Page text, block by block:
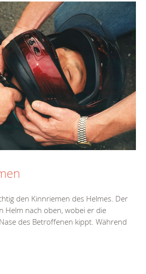
den Kinnriemen des Helmes. Der
Helm nach oben, wobei er die
des Betroffenen kippt. Während